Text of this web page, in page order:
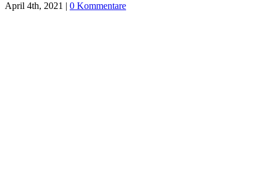
April 4th, 2021 | 0 Kommentare